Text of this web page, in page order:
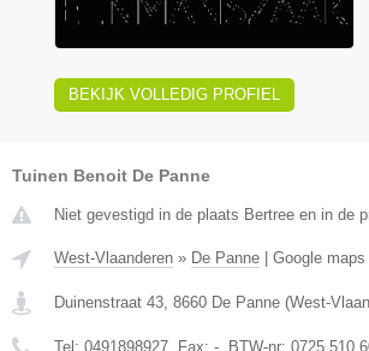
BEKIJK VOLLEDIG PROFIEL
Tuinen Benoit De Panne
Niet gevestigd in de plaats Bertree en in de
West-Vlaanderen » De Panne | Google maps
Duinenstraat 43 8660 De Panne (West-
Tel: 0491898927 , Fax: - , BTW-nr: